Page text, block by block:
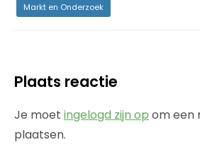
Markt en Onderzoek
Plaats reactie
Je moet ingelogd zijn op om een
plaatsen.